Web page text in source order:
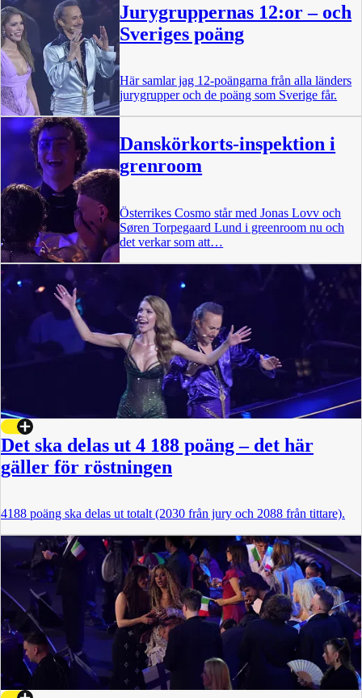
Jurygruppernas 12:or – och
Sveriges poäng
Här samlar jag 12-poängarna från alla länders
jurygrupper och de poäng som Sverige får.
Danskörkorts-inspektion i
grenroom
Österrikes Cosmo står med Jonas Lovv och
Søren Torpegaard Lund i greenroom nu och
det verkar som att…
Det ska delas ut 4 188 poäng – det här
gäller för röstningen
4188 poäng ska delas ut totalt (2030 från jury och 2088 från tittare).